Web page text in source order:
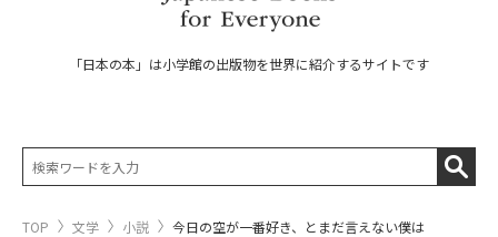
「日本の本」は小学館の出版物を世界に紹介するサイトです
TOP 文学 小説 今日の空が一番好き、とまだ言えない僕は